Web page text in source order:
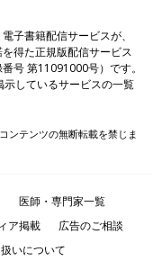
子書籍配信サービスが、
得た正規版配信サービス
号 第11091000号）です。
示しているサービスの一覧
ンテンツの無断転載を禁じま
医師・専門家一覧
ア掲載
広告のご相談
いについて